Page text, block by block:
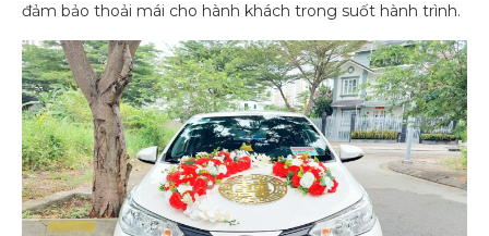
đảm bảo thoải mái cho hành khách trong suốt hành trình.